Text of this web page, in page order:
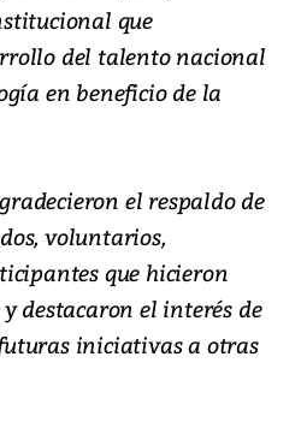
que
del talento nacional
en beneficio de la
el respaldo de
voluntarios,
que hicieron
destacaron el interés de
iniciativas a otras